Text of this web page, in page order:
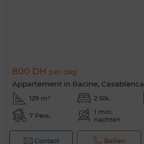
800 DH per dag
Appartement in Racine, Casablanca
129 m² 2 Slk.
7 Pers.
1 min.
nachten
Contact Bellen